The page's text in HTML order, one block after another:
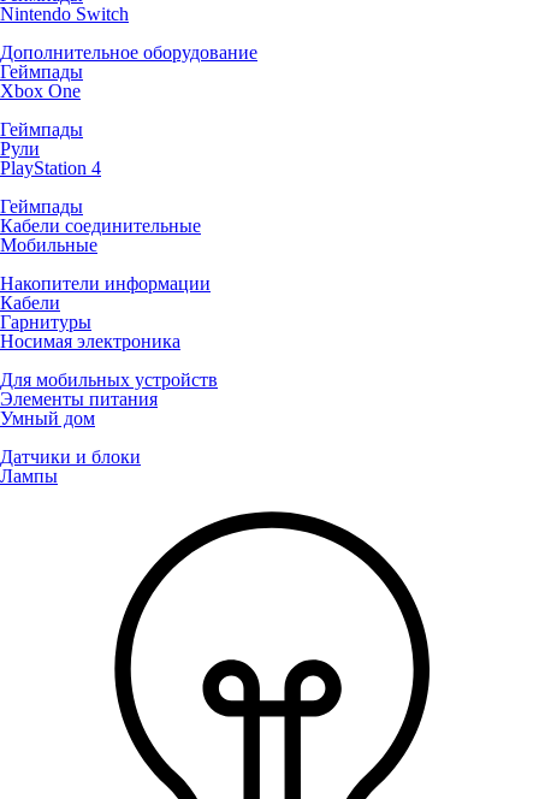
Nintendo Switch
Дополнительное оборудование
Геймпады
Xbox One
Геймпады
Рули
PlayStation 4
Геймпады
Кабели соединительные
Мобильные
Накопители информации
Кабели
Гарнитуры
Носимая электроника
Для мобильных устройств
Элементы питания
Умный дом
Датчики и блоки
Лампы